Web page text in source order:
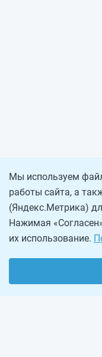
Мы используем
работы сайта, а
(Яндекс.Метрика)
Нажимая
их использование.